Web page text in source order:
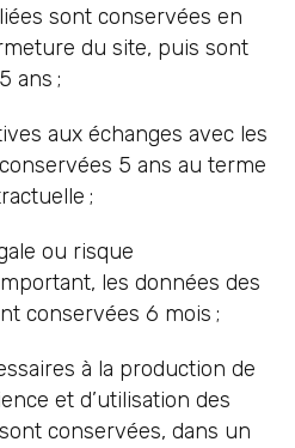
sont conservées en
du site, puis sont
ans ;
aux échanges avec les
5 ans au terme
;
ou risque
les données des
conservées 6 mois ;
à la production de
et d’utilisation des
conservées, dans un